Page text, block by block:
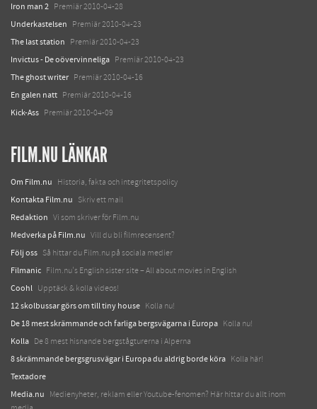
Iron man 2 Premiär 2010-04-28
Underkastelsen Premiär 2010-04-23
The last station Premiär 2010-04-23
Invictus - De oövervinneliga Premiär 2010-04-23
The ghost writer Premiär 2010-04-16
En galen natt Premiär 2010-04-16
Kick-Ass Premiär 2010-04-09
FILM.NU LÄNKAR
Om Film.nu Historia, fakta och integritetspolicy
Kontakta Film.nu Skriv ett mail
Redaktion Vi som skriver för Film.nu
Medverka på Film.nu Vill du bli filmrecensent?
Följ oss Så hittar du Film.nu på sociala medier
Filmanic Film.nu's English sister site – All about movies in English
Coohl Upptäck & kolla videos!
12 skolbussar görs om till tiny house Kolla nu!
De 18 mest skrämmande och farliga bergsvägarna i Europa Kolla nu!
Kolla De 8 mest hisnande bergstågturerna i Alperna
8 skrämmande bergsgrusvägar i Europa du aldrig borde köra Kolla här!
Textadore
Media.nu
Medienyheter, reklam eller Youtube-fenomen? Här hittar du allt inom